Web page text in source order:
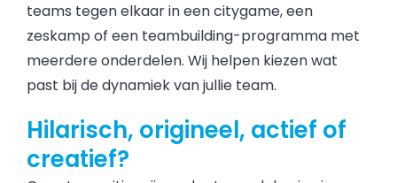
teams tegen elkaar in een citygame, een
zeskamp of een teambuilding-programma met
meerdere onderdelen. Wij helpen kiezen wat
past bij de dynamiek van jullie team.
Hilarisch, origineel, actief of
creatief?